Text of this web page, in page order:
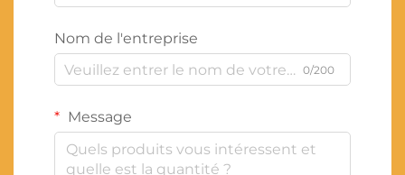
Nom de l'entreprise
0/200
Message